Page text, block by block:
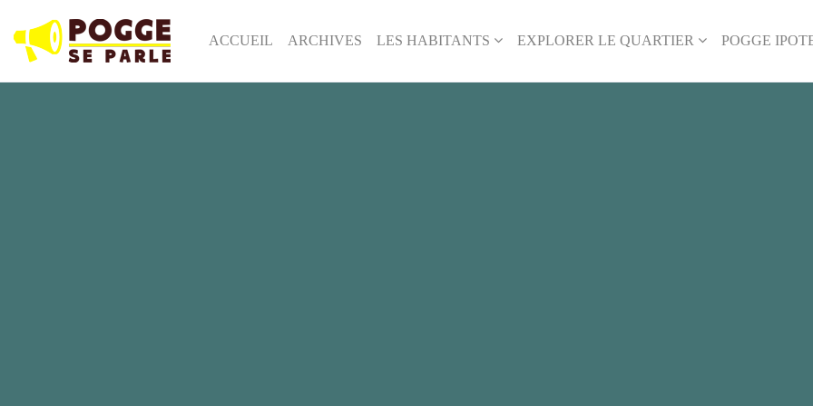
ACCUEIL ARCHIVES LES HABITANTS EXPLORER LE QUARTIER POGGE